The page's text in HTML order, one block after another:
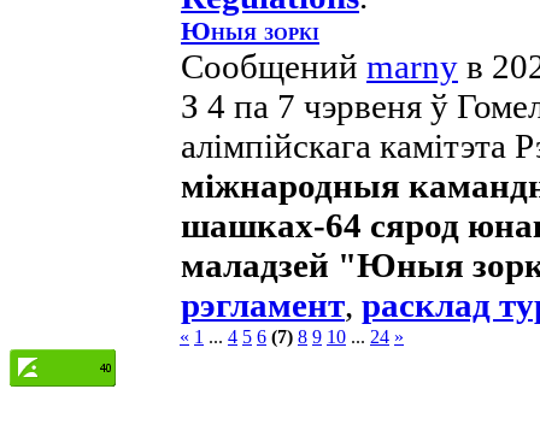
Юныя зоркі
Сообщений marny в
З 4 па 7 чэрвеня ў
алімпійскага камітэта
міжнародныя
шашках-64 сярод
маладзей "Юныя
рэгламент, расклад
« 1 ... 4 5 6 (7) 8 9 10 ... 24 »